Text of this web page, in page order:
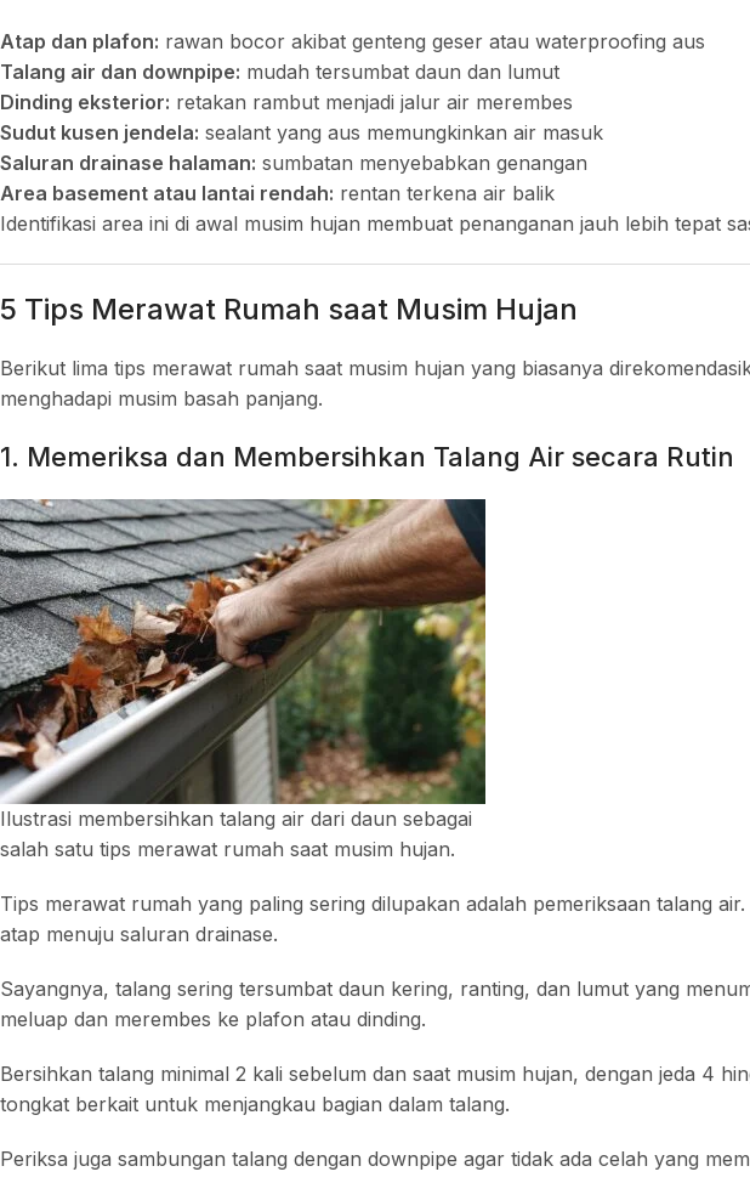
Atap dan plafon: rawan bocor akibat genteng geser atau waterproofing aus
Talang air dan downpipe: mudah tersumbat daun dan lumut
Dinding eksterior: retakan rambut menjadi jalur air merembes
Sudut kusen jendela: sealant yang aus memungkinkan air masuk
Saluran drainase halaman: sumbatan menyebabkan genangan
Area basement atau lantai rendah: rentan terkena air balik
Identifikasi area ini di awal musim hujan membuat penanganan jauh lebih tepat
5 Tips Merawat Rumah saat Musim Hujan
Berikut lima tips merawat rumah saat musim hujan yang biasanya
menghadapi musim basah panjang.
1. Memeriksa dan Membersihkan Talang Air secara Rutin
Ilustrasi membersihkan talang air dari daun sebagai
salah satu tips merawat rumah saat musim hujan.
Tips merawat rumah yang paling sering dilupakan adalah pemeriksaan talang
atap menuju saluran drainase.
Sayangnya, talang sering tersumbat daun kering, ranting, dan lumut yang
meluap dan merembes ke plafon atau dinding.
Bersihkan talang minimal 2 kali sebelum dan saat musim hujan, dengan jeda 4
tongkat berkait untuk menjangkau bagian dalam talang.
Periksa juga sambungan talang dengan downpipe agar tidak ada celah yang